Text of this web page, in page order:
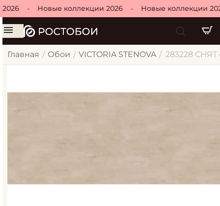
Новые коллекции 2026 Новые коллекции
Главная / Обои / VICTORIA STENOVA / 283228